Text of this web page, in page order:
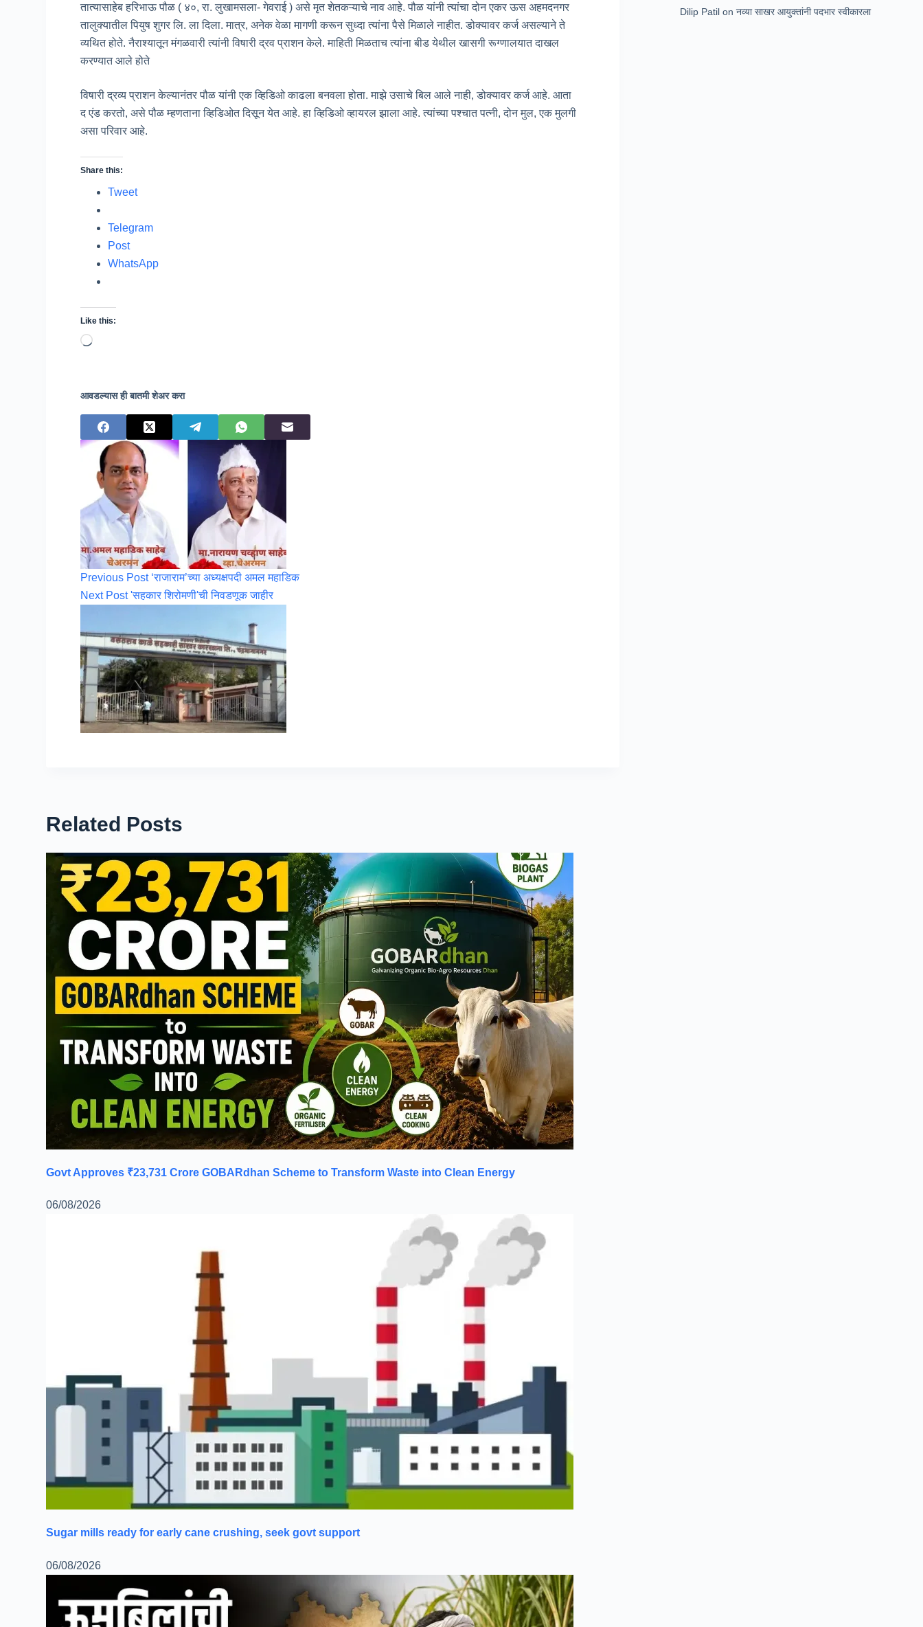
तात्यासाहेब हरिभाऊ पौळ ( ४०, रा. लुखामसला- गेवराई ) असे मृत शेतकऱ्याचे नाव आहे. पौळ यांनी त्यांचा दोन एकर ऊस अहमदनगर
तालुक्यातील पियुष शुगर लि. ला दिला. मात्र, अनेक वेळा मागणी करून सुध्दा त्यांना पैसे मिळाले नाहीत. डोक्यावर कर्ज असल्याने ते
व्यथित होते. नैराश्यातून मंगळवारी त्यांनी विषारी द्रव प्राशन केले. माहिती मिळताच त्यांना बीड येथील खासगी रूग्णालयात दाखल
करण्यात आले होते
विषारी द्रव्य प्राशन केल्यानंतर पौळ यांनी एक व्हिडिओ काढला बनवला होता. माझे उसाचे बिल आले नाही, डोक्यावर कर्ज आहे. आता
द एंड करतो, असे पौळ म्हणताना व्हिडिओत दिसून येत आहे. हा व्हिडिओ व्हायरल झाला आहे. त्यांच्या पश्चात पत्नी, दोन मुल, एक मुलगी
असा परिवार आहे.
Share this:
Tweet
Telegram
Post
WhatsApp
Like this:
Loading…
आवडल्यास ही बातमी शेअर करा
Previous Post ‘राजाराम’च्या अध्यक्षपदी अमल महाडिक
Next Post 'सहकार शिरोमणी'ची निवडणूक जाहीर
Dilip Patil onनव्या साखर आयुक्तांनी पदभार स्वीकारला
Related Posts
Govt Approves ₹23,731 Crore GOBARdhan Scheme to Transform Waste into Clean Energy
06/08/2026
Sugar mills ready for early cane crushing, seek govt support
06/08/2026